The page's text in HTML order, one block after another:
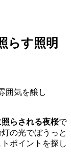
らす照明
囲気を醸し
らされる夜桜で
の光でぼうっと
ポイントを探し